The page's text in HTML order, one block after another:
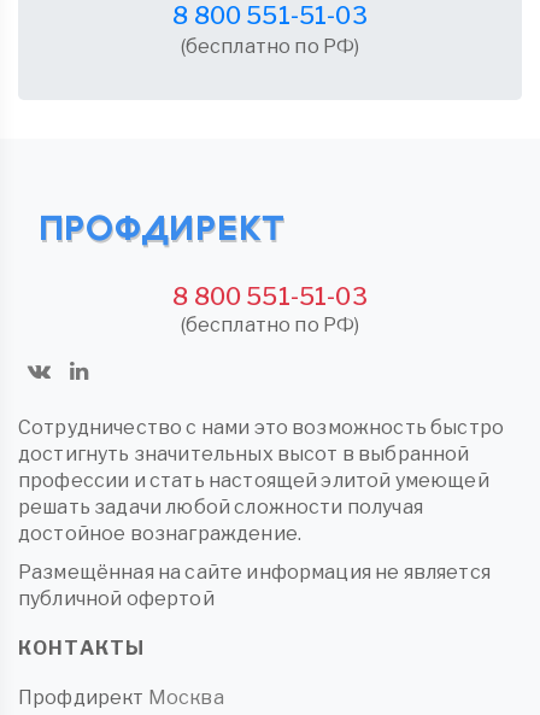
8 800 551-51-03
(бесплатно по РФ)
8 800 551-51-03
(бесплатно по РФ)
Сотрудничество с нами это возможность быстро
достигнуть значительных высот в выбранной
профессии и стать настоящей элитой умеющей
решать задачи любой сложности получая
достойное вознаграждение.
Размещённая на сайте информация не является
публичной офертой
КОНТАКТЫ
Профдирект Москва